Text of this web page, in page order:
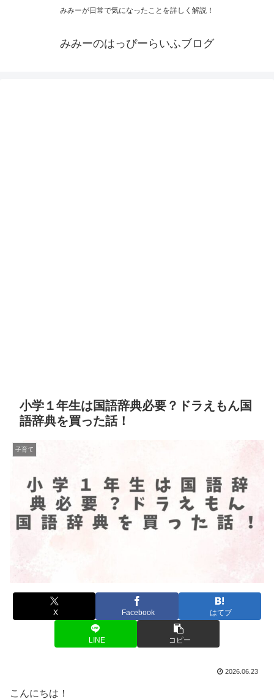
みみーが日常で気になったことを詳しく解説！
みみーのはっぴーらいふブログ
小学１年生は国語辞典必要？ドラえもん国
語辞典を買った話！
子育て
X Facebook はてブ
LINE コピー
2026.06.23
こんにちは！